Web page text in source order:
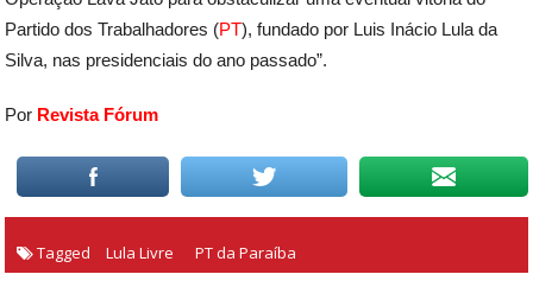
Partido dos Trabalhadores (PT), fundado por Luis Inácio Lula da
Silva, nas presidenciais do ano passado”.
Por Revista Fórum
Tagged Lula Livre PT da Paraíba